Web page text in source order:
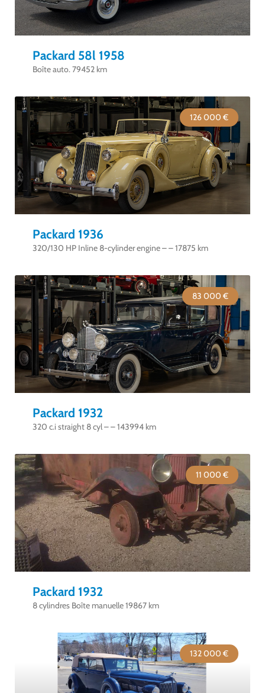
Packard 58l 1958
Boîte auto. 79452 km
126 000 €
Packard 1936
320/130 HP Inline 8-cylinder engine – – 17875 km
83 000 €
Packard 1932
320 c.i straight 8 cyl – – 143994 km
11 000 €
Packard 1932
8 cylindres Boîte manuelle 19867 km
132 000 €